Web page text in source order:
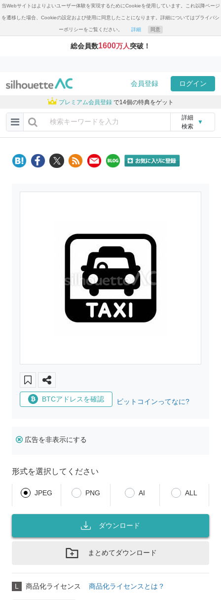
当Webサイトはよりよいユーザー体験を実現するためにCookieを使用しています。これ以降ページ
を遷移した場合、Cookieの設定および使用に同意したことになります。詳細についてはプライバシ
ーポリシーをご覧ください。 詳細 同意
総会員数1600万人突破！
会員登録 ログイン
プレミアム会員登録 で14個の特典をゲット
詳細
検索
▼
BTCアドレスを確認 ビットコインってなに?
広告を非表示にする
形式を選択してください
JPEG PNG AI ALL
ダウンロード
まとめてダウンロード
L 商品化ライセンス 商品化ライセンスとは？